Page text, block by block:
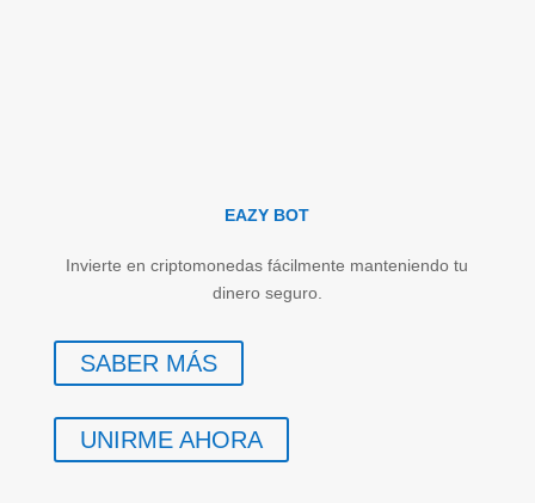
EAZY BOT
Invierte en criptomonedas fácilmente manteniendo tu
dinero seguro.
SABER MÁS
UNIRME AHORA